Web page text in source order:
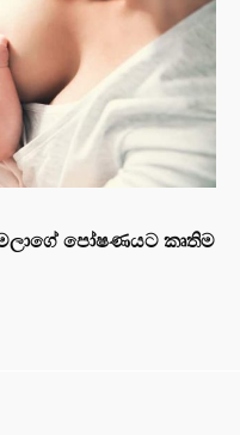
පෝෂණයට කෘතිම